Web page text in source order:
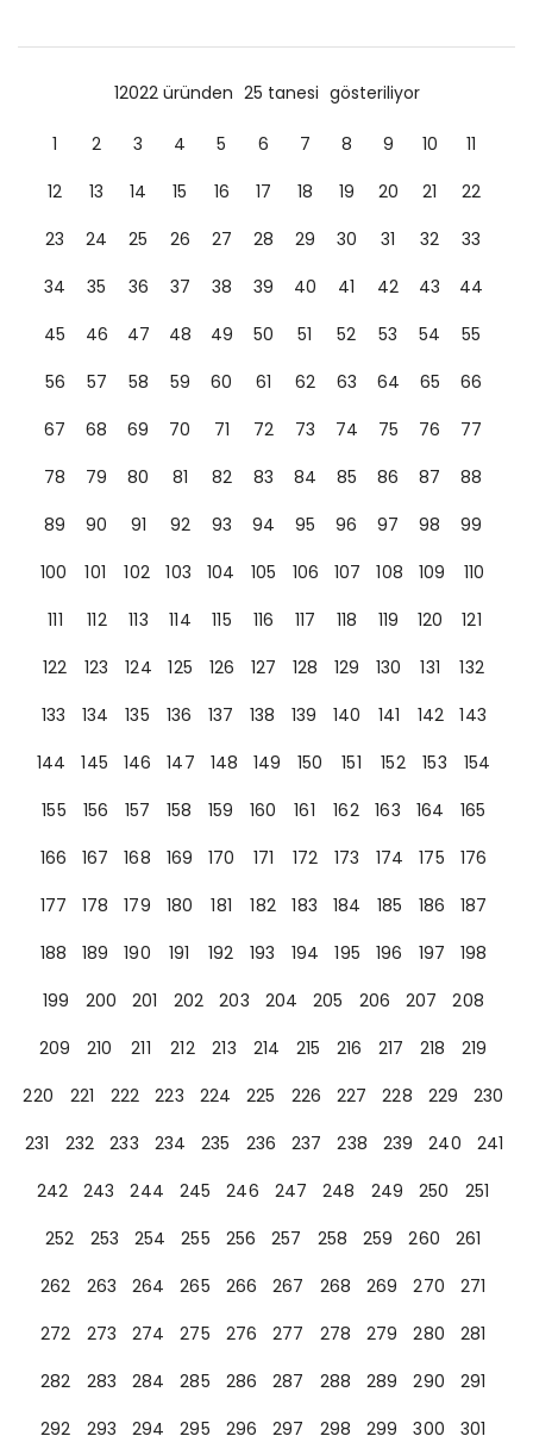
12022 üründen 25 tanesi gösteriliyor
1 2 3 4 5 6 7 8 9 10
11
12
13 14 15 16 17 18 19 20 21
22
23
24 25 26 27 28 29 30 31 32
33
34
35 36 37 38 39 40 41 42 43
44
45
46 47 48 49 50 51 52 53 54
55
56
57 58 59 60 61 62 63 64 65
66
67
68 69 70 71 72 73 74 75 76
77
78
79 80 81 82 83 84 85 86 87
88
89
90 91 92 93 94 95 96 97 98
99
100
101 102 103 104 105 106 107 108 109
110
111
112 113 114 115 116 117 118 119 120
121
122
123 124 125 126 127 128 129 130 131
132
133
134 135 136 137 138 139 140 141 142
143
144
145 146 147 148 149 150 151 152 153
154
155
156 157 158 159 160 161 162 163 164
165
166
167 168 169 170 171 172 173 174 175
176
177
178 179 180 181 182 183 184 185 186
187
188
189 190 191 192 193 194 195 196 197
198
199
200 201 202 203 204 205 206 207
208
209
210 211 212 213 214 215 216 217 218
219
220
221 222 223 224 225 226 227 228 229
230
231
232 233 234 235 236 237 238 239 240
241
242
243 244 245 246 247 248 249 250
251
252
253 254 255 256 257 258 259 260
261
262
263 264 265 266 267 268 269 270
271
272
273 274 275 276 277 278 279 280
281
282
283 284 285 286 287 288 289 290
291
292
293 294 295 296 297 298 299 300 301